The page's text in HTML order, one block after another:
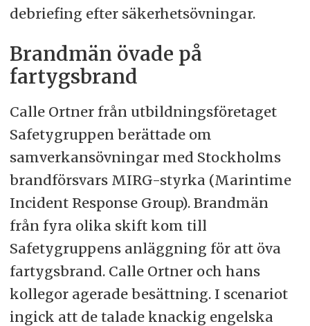
debriefing efter säkerhetsövningar.
Brandmän övade på
fartygsbrand
Calle Ortner från utbildningsföretaget
Safetygruppen berättade om
samverkansövningar med Stockholms
brandförsvars MIRG-styrka (Marintime
Incident Response Group). Brandmän
från fyra olika skift kom till
Safetygruppens anläggning för att öva
fartygsbrand. Calle Ortner och hans
kollegor agerade besättning. I scenariot
ingick att de talade knackig engelska